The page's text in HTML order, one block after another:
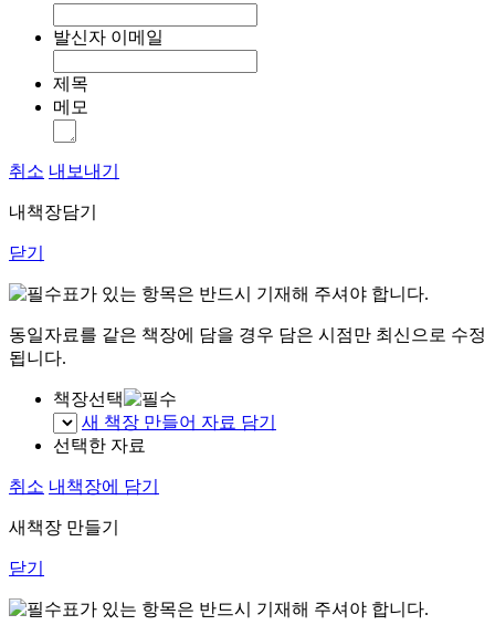
발신자 이메일
제목
메모
취소 내보내기
내책장담기
닫기
표가 있는 항목은 반드시 기재해 주셔야 합니다.
동일자료를 같은 책장에 담을 경우 담은 시점만 최신으로 수정
됩니다.
책장선택
새 책장 만들어 자료 담기
선택한 자료
취소 내책장에 담기
새책장 만들기
닫기
표가 있는 항목은 반드시 기재해 주셔야 합니다.